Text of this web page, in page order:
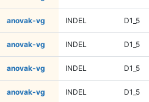
anovak-vg INDEL D1_5
anovak-vg INDEL D1_5
anovak-vg INDEL D1_5
anovak-vg INDEL D1_5